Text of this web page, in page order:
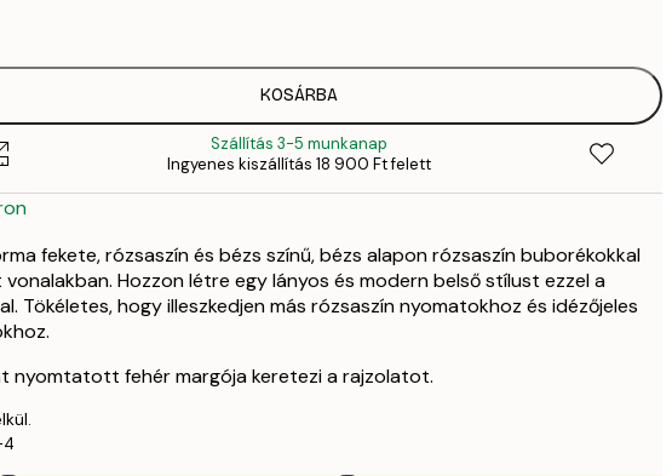
11
KOSÁRBA
Szállítás 3-5 munkanap
Ingyenes kiszállítás 18 900 Ft felett
fekete, rózsaszín és bézs színű, bézs alapon rózsaszín buborékokkal
Hozzon létre egy lányos és modern belső stílust ezzel a
Tökéletes, hogy illeszkedjen más rózsaszín nyomatokhoz és idézőjeles
nyomtatott fehér margója keretezi a rajzolatot.
4